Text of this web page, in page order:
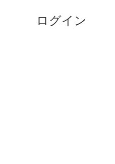
ログイン